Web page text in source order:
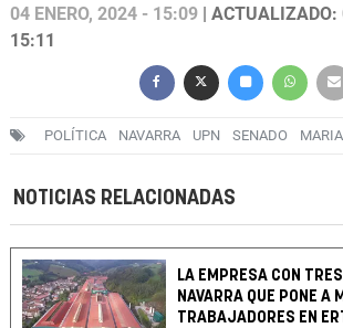
04 ENERO, 2024 - 15:09 |
15:11
POLÍTICA NAVARRA UPN SENADO
NOTICIAS RELACIONADAS
LA EMPRESA CON
NAVARRA QUE PONE A
TRABAJADORES EN